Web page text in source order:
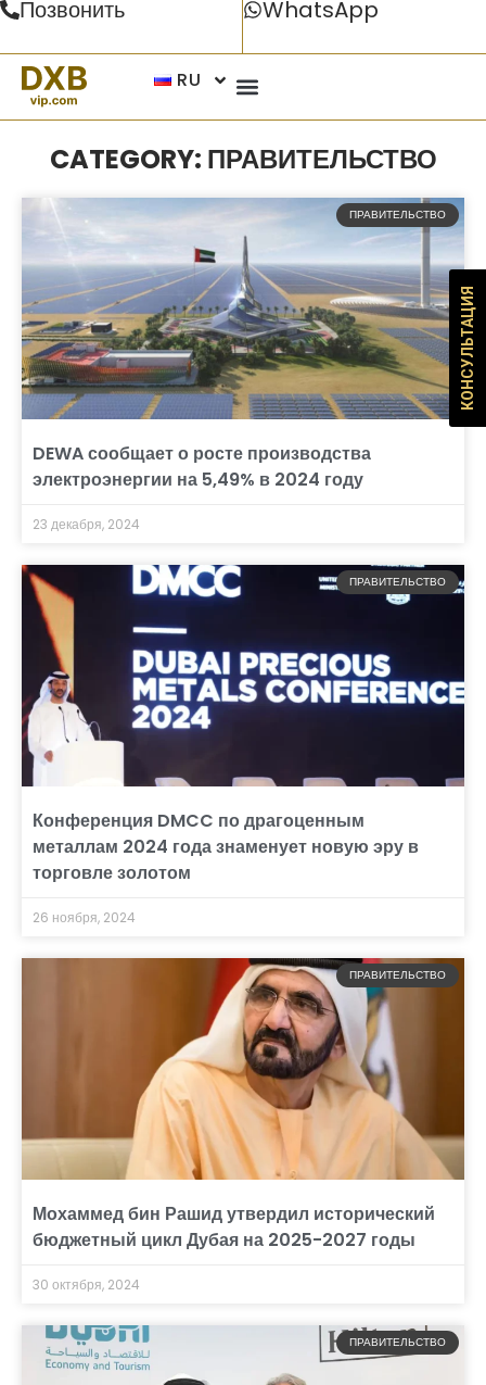
Позвонить WhatsApp
RU
CATEGORY: ПРАВИТЕЛЬСТВО
ПРАВИТЕЛЬСТВО
DEWA сообщает о росте производства
электроэнергии на 5,49% в 2024 году
23 декабря, 2024
ПРАВИТЕЛЬСТВО
Конференция DMCC по драгоценным
металлам 2024 года знаменует новую эру в
торговле золотом
26 ноября, 2024
ПРАВИТЕЛЬСТВО
Мохаммед бин Рашид утвердил исторический
бюджетный цикл Дубая на 2025-2027 годы
30 октября, 2024
ПРАВИТЕЛЬСТВО
КОНСУЛЬТАЦИЯ